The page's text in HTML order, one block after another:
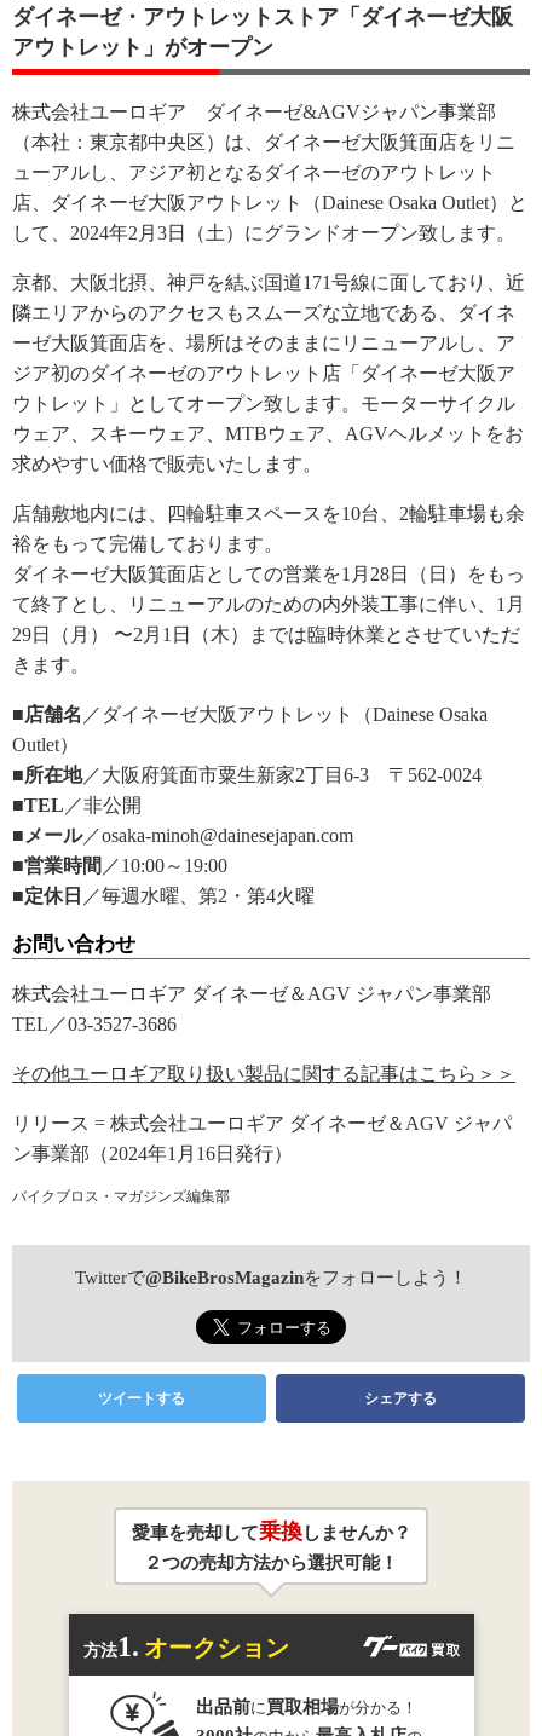
ダイネーゼ・アウトレットストア「ダイネーゼ大阪
アウトレット」がオープン
株式会社ユーロギア ダイネーゼ&AGVジャパン事業部
（本社：東京都中央区）は、ダイネーゼ大阪箕面店をリニ
ューアルし、アジア初となるダイネーゼのアウトレット
店、ダイネーゼ大阪アウトレット（Dainese Osaka Outlet）と
して、2024年2月3日（土）にグランドオープン致します。
京都、大阪北摂、神戸を結ぶ国道171号線に面しており、近
隣エリアからのアクセスもスムーズな立地である、ダイネ
ーゼ大阪箕面店を、場所はそのままにリニューアルし、ア
ジア初のダイネーゼのアウトレット店「ダイネーゼ大阪ア
ウトレット」としてオープン致します。モーターサイクル
ウェア、スキーウェア、MTBウェア、AGVヘルメットをお
求めやすい価格で販売いたします。
店舗敷地内には、四輪駐車スペースを10台、2輪駐車場も余
裕をもって完備しております。
ダイネーゼ大阪箕面店としての営業を1月28日（日）をもっ
て終了とし、リニューアルのための内外装工事に伴い、1月
29日（月） 〜2月1日（木）までは臨時休業とさせていただ
きます。
■店舗名 ／ダイネーゼ大阪アウトレット（Dainese Osaka
Outlet）
■所在地／大阪府箕面市粟生新家2丁目6-3 〒562-0024
■TEL ／非公開
■メール／osaka-minoh@dainesejapan.com
■営業時間 ／10:00～19:00
■定休日 ／毎週水曜、第2・第4火曜
お問い合わせ
株式会社ユーロギア ダイネーゼ＆AGV ジャパン事業部
TEL／03-3527-3686
その他ユーロギア取り扱い製品に関する記事はこちら＞＞
リリース = 株式会社ユーロギア ダイネーゼ＆AGV ジャパ
ン事業部（2024年1月16日発行）
バイクブロス・マガジンズ編集部
Twitterで@BikeBrosMagazinをフォローしよう！
ツイートする シェアする
愛車を売却して乗換しませんか？
２つの売却方法から選択可能！
方法1. オークション
出品前に買取相場が分かる！